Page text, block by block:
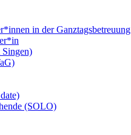
in der Ganztagsbetreuung
(SOLO)